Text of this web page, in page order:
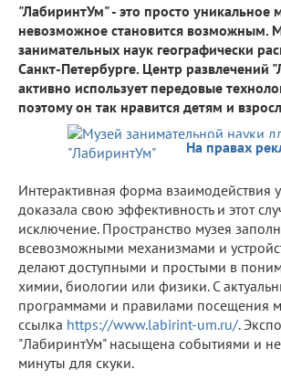
"ЛабиринтУм" - это просто уникальное
невозможное становится возможным.
занимательных наук географически
Санкт-Петербурге. Центр развлечений
активно использует передовые
поэтому он так нравится детям и
На правах
Интерактивная форма взаимодействия
доказала свою эффективность и этот
исключение. Пространство музея
всевозможными механизмами и
делают доступными и простыми в
химии, биологии или физики. С
программами и правилами посещения
ссылка https://www.labirint-um.ru/.
"ЛабиринтУм" насыщена событиями и не
минуты для скуки.